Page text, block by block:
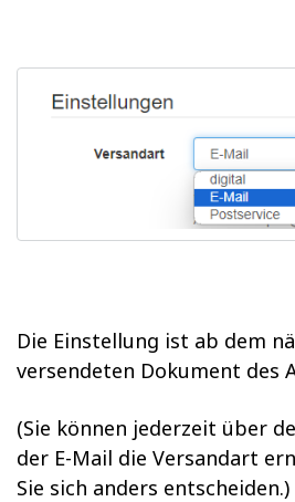
Die Einstellung ist ab dem
versendeten Dokument des
(Sie können jederzeit über
der E-Mail die Versandart
Sie sich anders entscheiden.)